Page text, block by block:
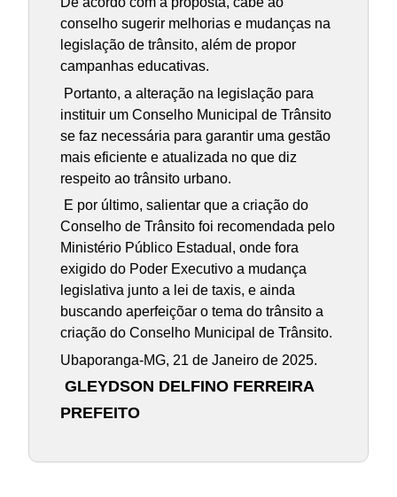
conselho sugerir melhorias e mudanças na
legislação de trânsito, além de propor
campanhas educativas.
Portanto, a alteração na legislação para
instituir um Conselho Municipal de Trânsito
se faz necessária para garantir uma gestão
mais eficiente e atualizada no que diz
respeito ao trânsito urbano.
E por último, salientar que a criação do
Conselho de Trânsito foi recomendada pelo
Ministério Público Estadual, onde fora
exigido do Poder Executivo a mudança
legislativa junto a lei de taxis, e ainda
buscando aperfeiçõar o tema do trânsito a
criação do Conselho Municipal de Trânsito.
Ubaporanga-MG, 21 de Janeiro de 2025.
GLEYDSON DELFINO FERREIRA
PREFEITO